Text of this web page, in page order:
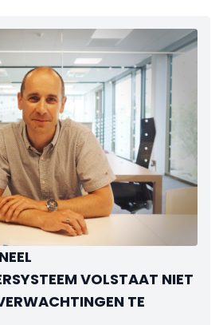
VOLSTAAT NIET
TE